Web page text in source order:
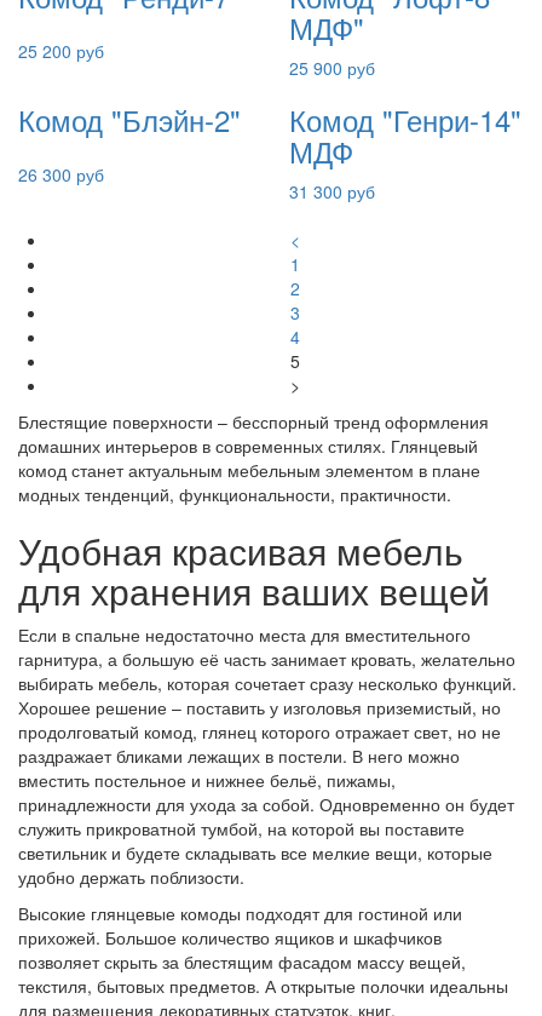
25 200 руб
МДФ"
25 900 руб
Комод "Блэйн-2"
26 300 руб
Комод "Генри-14"
МДФ
31 300 руб
<
1
2
3
4
5
>
Блестящие поверхности – бесспорный тренд оформления
домашних интерьеров в современных стилях. Глянцевый
комод станет актуальным мебельным элементом в плане
модных тенденций, функциональности, практичности.
Удобная красивая мебель
для хранения ваших вещей
Если в спальне недостаточно места для вместительного
гарнитура, а большую её часть занимает кровать, желательно
выбирать мебель, которая сочетает сразу несколько функций.
Хорошее решение – поставить у изголовья приземистый, но
продолговатый комод, глянец которого отражает свет, но не
раздражает бликами лежащих в постели. В него можно
вместить постельное и нижнее бельё, пижамы,
принадлежности для ухода за собой. Одновременно он будет
служить прикроватной тумбой, на которой вы поставите
светильник и будете складывать все мелкие вещи, которые
удобно держать поблизости.
Высокие глянцевые комоды подходят для гостиной или
прихожей. Большое количество ящиков и шкафчиков
позволяет скрыть за блестящим фасадом массу вещей,
текстиля, бытовых предметов. А открытые полочки идеальны
для размещения декоративных статуэток, книг.